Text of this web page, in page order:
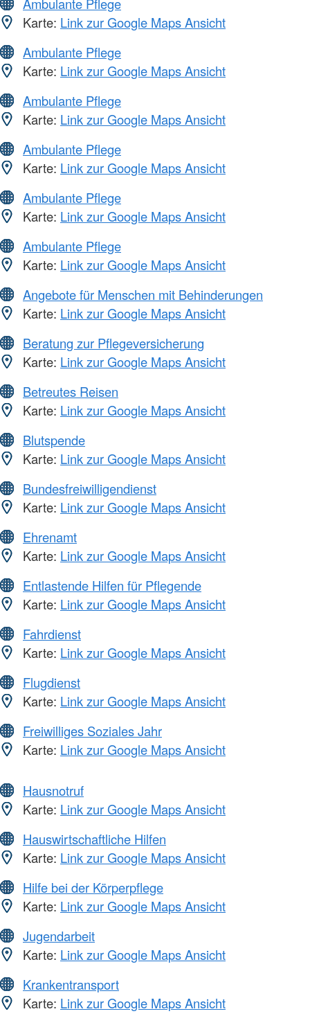
Ambulante Pflege
Karte: Link zur Google Maps Ansicht
Ambulante Pflege
Karte: Link zur Google Maps Ansicht
Ambulante Pflege
Karte: Link zur Google Maps Ansicht
Ambulante Pflege
Karte: Link zur Google Maps Ansicht
Ambulante Pflege
Karte: Link zur Google Maps Ansicht
Ambulante Pflege
Karte: Link zur Google Maps Ansicht
Angebote für Menschen mit Behinderungen
Karte: Link zur Google Maps Ansicht
Beratung zur Pflegeversicherung
Karte: Link zur Google Maps Ansicht
Betreutes Reisen
Karte: Link zur Google Maps Ansicht
Blutspende
Karte: Link zur Google Maps Ansicht
Bundesfreiwilligendienst
Karte: Link zur Google Maps Ansicht
Ehrenamt
Karte: Link zur Google Maps Ansicht
Entlastende Hilfen für Pflegende
Karte: Link zur Google Maps Ansicht
Fahrdienst
Karte: Link zur Google Maps Ansicht
Flugdienst
Karte: Link zur Google Maps Ansicht
Freiwilliges Soziales Jahr
Karte: Link zur Google Maps Ansicht
Hausnotruf
Karte: Link zur Google Maps Ansicht
Hauswirtschaftliche Hilfen
Karte: Link zur Google Maps Ansicht
Hilfe bei der Körperpflege
Karte: Link zur Google Maps Ansicht
Jugendarbeit
Karte: Link zur Google Maps Ansicht
Krankentransport
Karte: Link zur Google Maps Ansicht